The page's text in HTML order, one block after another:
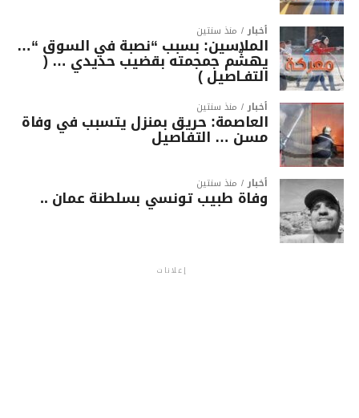
أخبار منذ سنتين
الملاسين: بسبب “نصبة في السوق “…
يهشّم جمجمته بقضيب حديدي … (
التفـاصيل )
أخبار منذ سنتين
العاصمة: حريق بمنزل يتسبب في وفاة
مسن … التفاصيل
أخبار منذ سنتين
وفاة طبيب تونسي بسلطنة عمان ..
إعلانات